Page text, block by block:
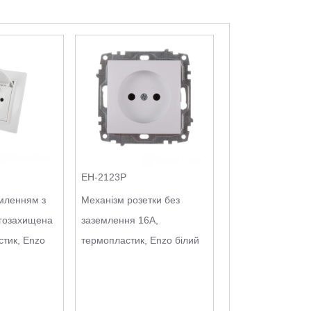
з
Enzo
EH-2123P
Механізм розетки без
заземлення 16А,
термопластик, Enzo білий